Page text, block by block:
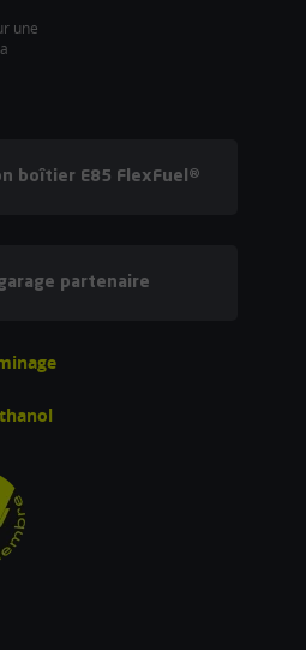
une
boîtier E85 FlexFuel®
partenaire